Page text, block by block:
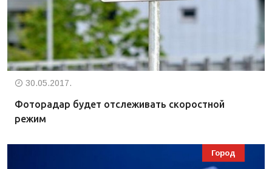
30.05.2017.
Фоторадар будет отслеживать скоростной
режим
Город